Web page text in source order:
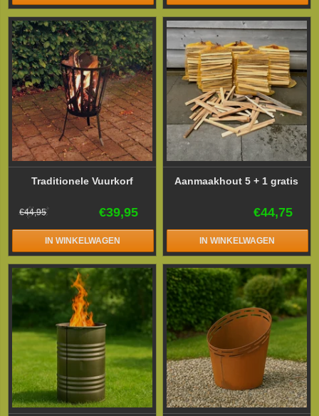
Traditionele Vuurkorf
€39,95
€44,95
IN WINKELWAGEN
Aanmaakhout 5 + 1 gratis
€44,75
IN WINKELWAGEN